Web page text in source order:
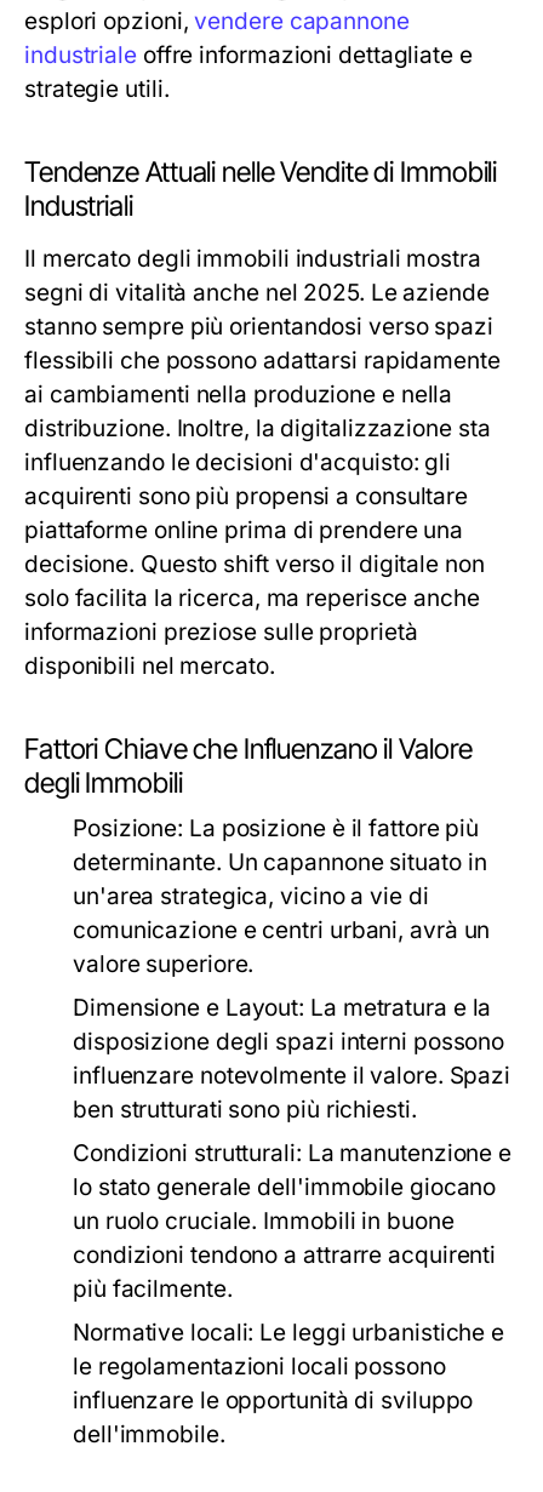
esplori opzioni,vendere capannone
industrialeoffre informazioni dettagliate e
strategie utili.
Tendenze Attuali nelle Vendite di Immobili
Industriali
Il mercato degli immobili industriali mostra
segni di vitalità anche nel 2025. Le aziende
stanno sempre più orientandosi verso spazi
flessibili che possono adattarsi rapidamente
ai cambiamenti nella produzione e nella
distribuzione. Inoltre, la digitalizzazione sta
influenzando le decisioni d'acquisto: gli
acquirenti sono più propensi a consultare
piattaforme online prima di prendere una
decisione. Questo shift verso il digitale non
solo facilita la ricerca, ma reperisce anche
informazioni preziose sulle proprietà
disponibili nel mercato.
Fattori Chiave che Influenzano il Valore
degli Immobili
Posizione: La posizione è il fattore più
determinante. Un capannone situato in
un'area strategica, vicino a vie di
comunicazione e centri urbani, avrà un
valore superiore.
Dimensione e Layout: La metratura e la
disposizione degli spazi interni possono
influenzare notevolmente il valore. Spazi
ben strutturati sono più richiesti.
Condizioni strutturali: La manutenzione e
lo stato generale dell'immobile giocano
un ruolo cruciale. Immobili in buone
condizioni tendono a attrarre acquirenti
più facilmente.
Normative locali: Le leggi urbanistiche e
le regolamentazioni locali possono
influenzare le opportunità di sviluppo
dell'immobile.